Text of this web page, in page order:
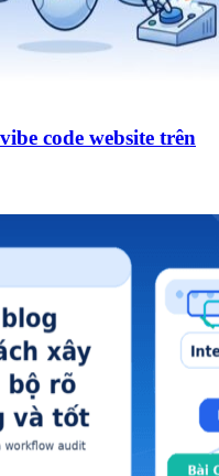
code website trên